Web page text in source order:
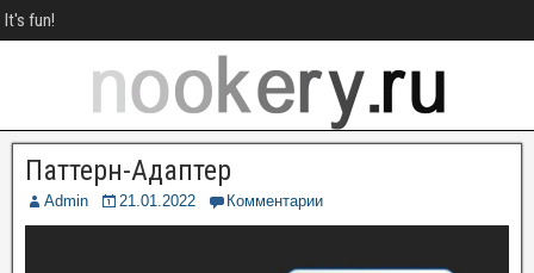
It's fun!
Паттерн-Адаптер
Admin 21.01.2022 Комментарии